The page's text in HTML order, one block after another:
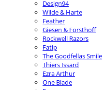
Design94
Wilde & Harte
Feather
Giesen & Forsthoff
Rockwell Razors
Fatip
The Goodfellas Smile
Thiers Issard
Ezra Arthur
One Blade